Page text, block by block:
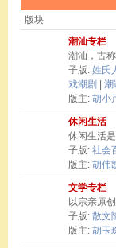
版块
潮汕专栏
潮汕，古
子版: 姓氏
戏潮剧
潮
版主: 胡小
休闲生活
休闲生活
子版: 社会
版主: 胡伟
文学专栏
以宗亲原
子版: 散文
版主: 胡玉